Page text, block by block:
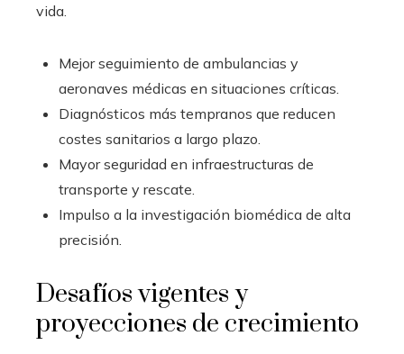
vida.
Mejor seguimiento de ambulancias y
aeronaves médicas en situaciones críticas.
Diagnósticos más tempranos que reducen
costes sanitarios a largo plazo.
Mayor seguridad en infraestructuras de
transporte y rescate.
Impulso a la investigación biomédica de alta
precisión.
Desafíos vigentes y
proyecciones de crecimiento